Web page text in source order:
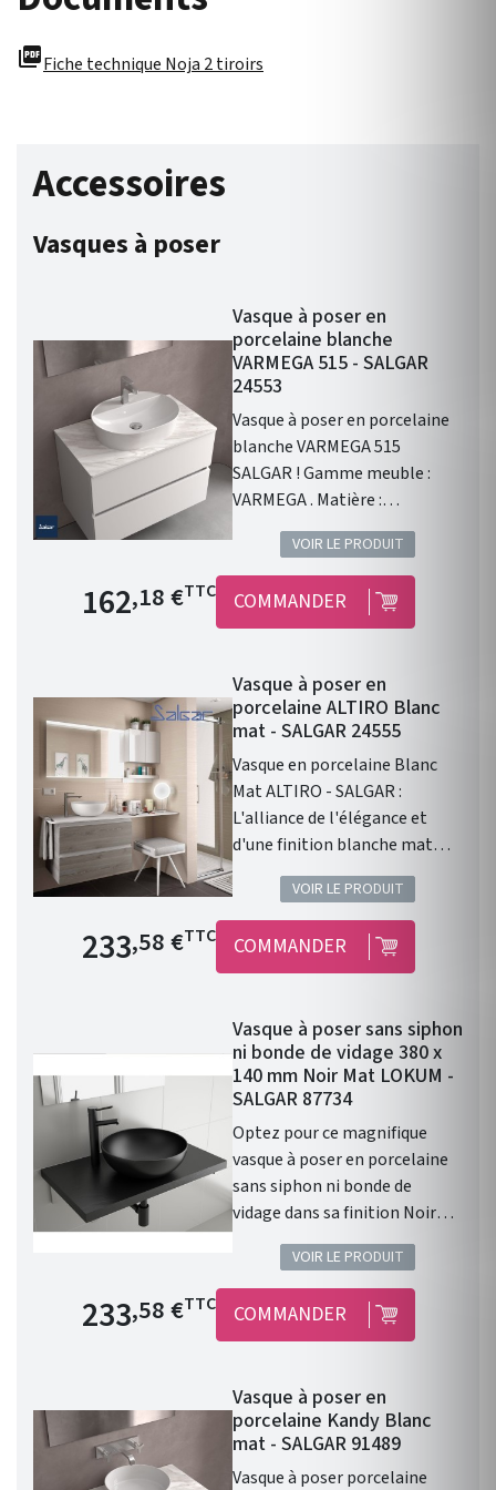
picture_as_pdfFiche technique Noja 2 tiroirs
Accessoires
Vasques à poser
Vasque à poser en
porcelaine blanche
VARMEGA 515 - SALGAR
24553
Vasque à poser en porcelaine
blanche VARMEGA 515
SALGAR ! Gamme meuble :
VARMEGA . Matière :
porcelaine blanche .
Dimensions : 500 x 385 x 120
mm. Livré sans bonde et sans
siphon. Garantie 2 ans.
VOIR LE PRODUIT
Prix de base
162,18 €TTC COMMANDER
Vasque à poser en
porcelaine ALTIRO Blanc
mat - SALGAR 24555
Vasque en porcelaine Blanc
Mat ALTIRO - SALGAR :
L'alliance de l'élégance et
d'une finition blanche mat
Vasque à poser ALTIRO EN
PORCELAINE BLANCHE MAT D
390 x 140 mm . Une finition en
porcelaine blanche Mat. Sans
trou de perçage pour un
robinet à bec haut ou encastré
dans le mur. Diamètre de 390
mm Profondeur de 140 mm
Coloris : Blanc Mat. Cette
vasque ALTIRO en porcelaine
blanche se caractérise par
sa finition mate et réunit les
caractéristiques qui en feront
la pièce maîtresse de votre
salle de bains.
VOIR LE PRODUIT
Prix de base
233,58 €TTC COMMANDER
Vasque à poser sans siphon
ni bonde de vidage 380 x
140 mm Noir Mat LOKUM -
SALGAR 87734
Optez pour ce magnifique
vasque à poser en porcelaine
sans siphon ni bonde de
vidage dans sa finition Noir
Vasque à poser. Matière :
porcelaine. Sans siphon ni
bonde de vidage. Résistante
aux produits chimiques et aux
avec trop-plein . Siphon,
bonde clic-clac et robinet non
inclus. Finition : Noir Mat.
Gamme : LOKUM. Fabriqué en
VOIR LE PRODUIT
Prix de base
233,58 €TTC COMMANDER
Vasque à poser en
porcelaine Kandy Blanc
mat - SALGAR 91489
Vasque à poser porcelaine